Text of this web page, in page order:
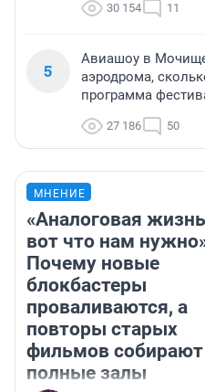
30 154 11
5
Авиашоу в
аэродрома,
программа
27 186 50
МНЕНИЕ
«Аналоговая
вот что нам
Почему новые
блокбастеры
проваливаются, а
повторы старых
фильмов собирают
полные залы